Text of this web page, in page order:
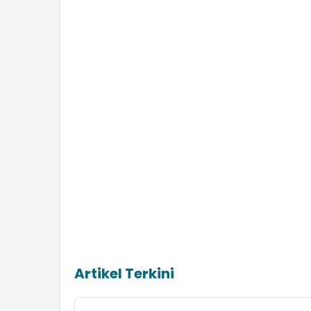
Artikel Terkini